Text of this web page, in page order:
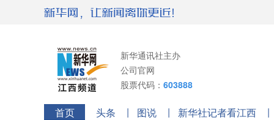
新华通讯社主办
公司官网
股票代码： 603888
首页 头条 图说 新华社记者看江西